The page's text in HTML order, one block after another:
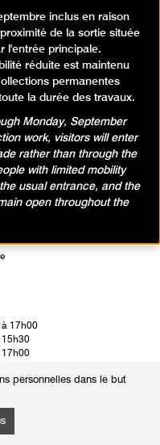
personnelles dans le but
à 17h00
15h30
17h00
sensible d’Otobong
du temps et des
matières, textures et
inclus en raison
de la sortie située
l'entrée principale.
réduite est maintenu
permanentes
la durée des travaux.
Monday, September
work, visitors will enter
rather than through the
with limited mobility
usual entrance, and the
open throughout the